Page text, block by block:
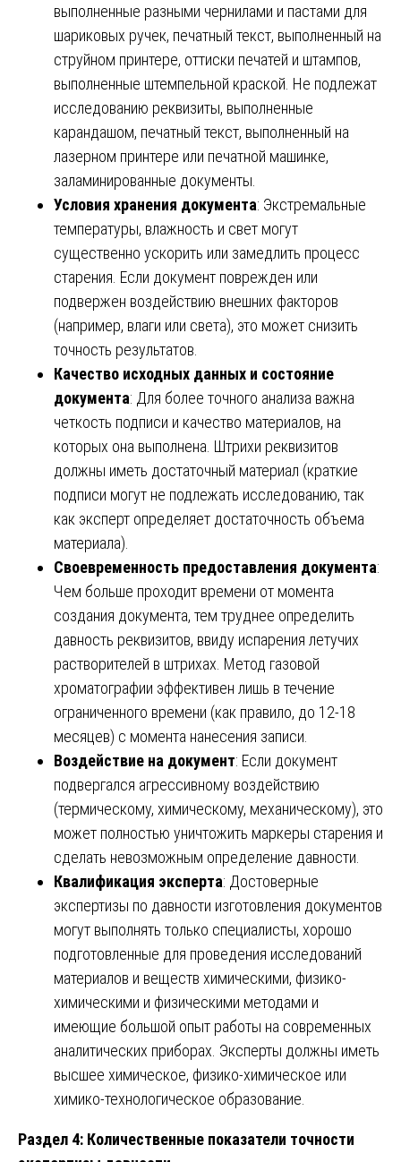
выполненные разными чернилами и пастами для
шариковых ручек, печатный текст, выполненный на
струйном принтере, оттиски печатей и штампов,
выполненные штемпельной краской. Не подлежат
исследованию реквизиты, выполненные
карандашом, печатный текст, выполненный на
лазерном принтере или печатной машинке,
заламинированные документы.
Условия хранения документа: Экстремальные
температуры, влажность и свет могут
существенно ускорить или замедлить процесс
старения. Если документ поврежден или
подвержен воздействию внешних факторов
(например, влаги или света), это может снизить
точность результатов.
Качество исходных данных и состояние
документа: Для более точного анализа важна
четкость подписи и качество материалов, на
которых она выполнена. Штрихи реквизитов
должны иметь достаточный материал (краткие
подписи могут не подлежать исследованию, так
как эксперт определяет достаточность объема
материала).
Своевременность предоставления документа:
Чем больше проходит времени от момента
создания документа, тем труднее определить
давность реквизитов, ввиду испарения летучих
растворителей в штрихах. Метод газовой
хроматографии эффективен лишь в течение
ограниченного времени (как правило, до 12-18
месяцев) с момента нанесения записи.
Воздействие на документ: Если документ
подвергался агрессивному воздействию
(термическому, химическому, механическому), это
может полностью уничтожить маркеры старения и
сделать невозможным определение давности.
Квалификация эксперта: Достоверные
экспертизы по давности изготовления документов
могут выполнять только специалисты, хорошо
подготовленные для проведения исследований
материалов и веществ химическими, физико-
химическими и физическими методами и
имеющие большой опыт работы на современных
аналитических приборах. Эксперты должны иметь
высшее химическое, физико-химическое или
химико-технологическое образование.
Раздел 4: Количественные показатели точности